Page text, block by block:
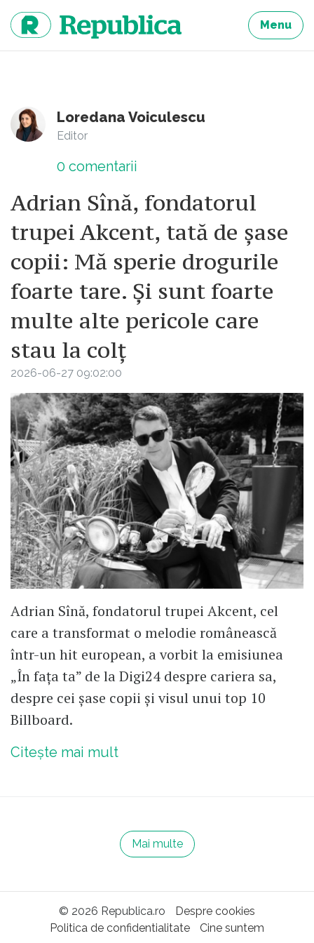
continut
Menu
Loredana Voiculescu
Editor
0 comentarii
Adrian Sînă, fondatorul
trupei Akcent, tată de șase
copii: Mă sperie drogurile
foarte tare. Și sunt foarte
multe alte pericole care
stau la colț
2026-06-27 09:02:00
Adrian Sînă, fondatorul trupei Akcent, cel
care a transformat o melodie românească
într-un hit european, a vorbit la emisiunea
„În fața ta” de la Digi24 despre cariera sa,
despre cei șase copii și visul unui top 10
Billboard.
Citește mai mult
Mai multe
© 2026 Republica.ro
Despre cookies
Politica de confidentialitate
Cine suntem